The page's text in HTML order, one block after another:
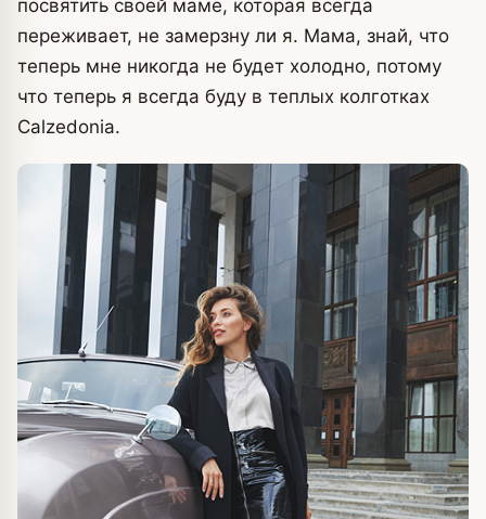
посвятить своей маме, которая всегда
переживает, не замерзну ли я. Мама, знай, что
теперь мне никогда не будет холодно, потому
что теперь я всегда буду в теплых колготках
Calzedonia.